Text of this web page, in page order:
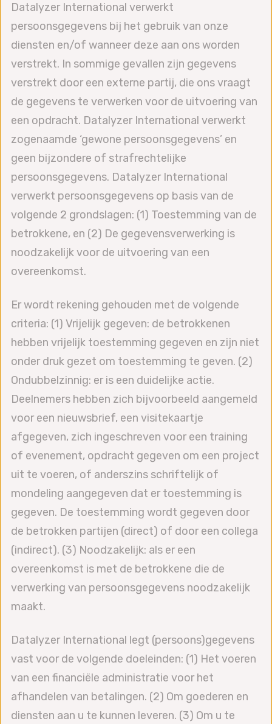
Datalyzer International verwerkt
persoonsgegevens bij het gebruik van onze
diensten en/of wanneer deze aan ons worden
verstrekt. In sommige gevallen zijn gegevens
verstrekt door een externe partij, die ons vraagt
de gegevens te verwerken voor de uitvoering van
een opdracht. Datalyzer International verwerkt
zogenaamde ‘gewone persoonsgegevens’ en
geen bijzondere of strafrechtelijke
persoonsgegevens. Datalyzer International
verwerkt persoonsgegevens op basis van de
volgende 2 grondslagen: (1) Toestemming van de
betrokkene, en (2) De gegevensverwerking is
noodzakelijk voor de uitvoering van een
overeenkomst.
Er wordt rekening gehouden met de volgende
criteria: (1) Vrijelijk gegeven: de betrokkenen
hebben vrijelijk toestemming gegeven en zijn niet
onder druk gezet om toestemming te geven. (2)
Ondubbelzinnig: er is een duidelijke actie.
Deelnemers hebben zich bijvoorbeeld aangemeld
voor een nieuwsbrief, een visitekaartje
afgegeven, zich ingeschreven voor een training
of evenement, opdracht gegeven om een project
uit te voeren, of anderszins schriftelijk of
mondeling aangegeven dat er toestemming is
gegeven. De toestemming wordt gegeven door
de betrokken partijen (direct) of door een collega
(indirect). (3) Noodzakelijk: als er een
overeenkomst is met de betrokkene die de
verwerking van persoonsgegevens noodzakelijk
maakt.
Datalyzer International legt (persoons)gegevens
vast voor de volgende doeleinden: (1) Het voeren
van een financiële administratie voor het
afhandelen van betalingen. (2) Om goederen en
diensten aan u te kunnen leveren. (3) Om u te